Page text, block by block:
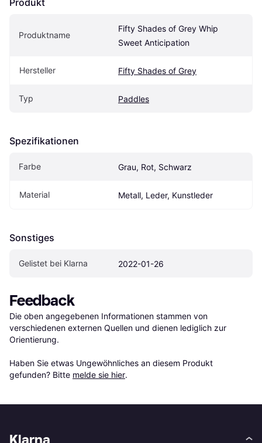
Produkt
Produktname
Fifty Shades of Grey Whip
Sweet Anticipation
Hersteller Fifty Shades of Grey
Typ Paddles
Spezifikationen
Farbe Grau, Rot, Schwarz
Material Metall, Leder, Kunstleder
Sonstiges
Gelistet bei Klarna 2022-01-26
Feedback
Die oben angegebenen Informationen stammen von
verschiedenen externen Quellen und dienen lediglich zur
Orientierung.
Haben Sie etwas Ungewöhnliches an diesem Produkt
gefunden? Bitte melde sie hier.